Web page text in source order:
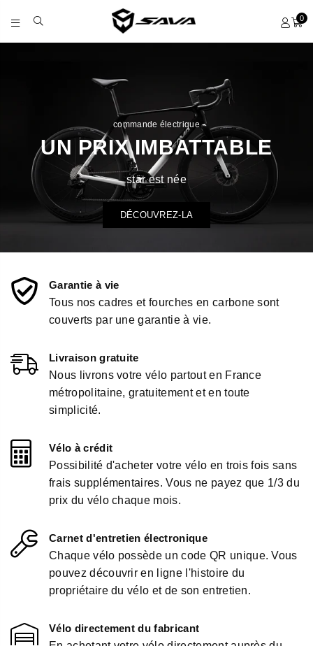
S
A
C
Y
C
L
S
0
commande électrique
UN PRIX IMBATTABLE
star est née
DÉCOUVREZ-LA
Garantie à vie
Tous nos cadres et fourches en carbone sont
couverts par une garantie à vie.
Livraison gratuite
Nous livrons votre vélo partout en France
métropolitaine, gratuitement et en toute
simplicité.
Vélo à crédit
Possibilité d'acheter votre vélo en trois fois sans
frais supplémentaires. Vous ne payez que 1/3 du
prix du vélo chaque mois.
Carnet d'entretien électronique
Chaque vélo possède un code QR unique. Vous
pouvez découvrir en ligne l'histoire du
propriétaire du vélo et de son entretien.
Vélo directement du fabricant